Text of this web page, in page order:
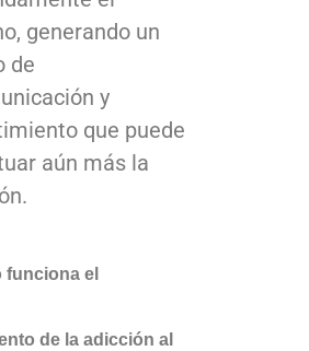
generando un
de
y
que puede
aún más la
funciona el
de la adicción al